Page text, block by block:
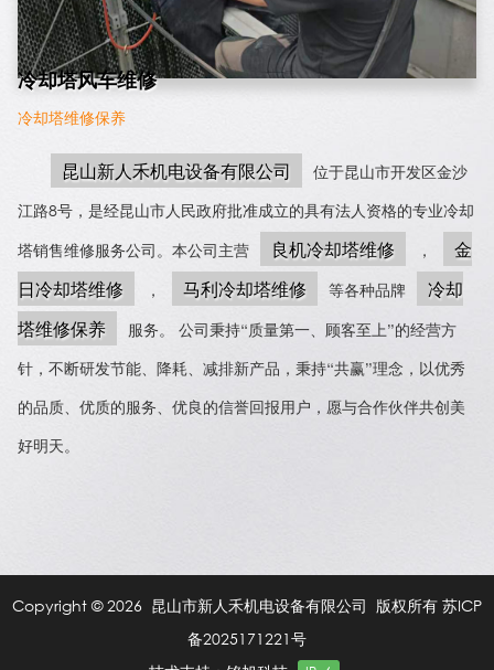
冷却塔风车维修
冷却塔维修保养
昆山新人禾机电设备有限公司
位于昆山市开发区金沙
江路8号，是经昆山市人民政府批准成立的具有法人资格的专业冷却
塔销售维修服务公司。本公司主营
良机冷却塔维修 ，
金
日冷却塔维修
， 马利冷却塔维修 等各种品牌
冷却
塔维修保养
服务。 公司秉持“质量第一、顾客至上”的经营方
针，不断研发节能、降耗、减排新产品，秉持“共赢”理念，以优秀
的品质、优质的服务、优良的信誉回报用户，愿与合作伙伴共创美
好明天。
Copyright © 2026 昆山市新人禾机电设备有限公司 版权所有 苏ICP
备2025171221号